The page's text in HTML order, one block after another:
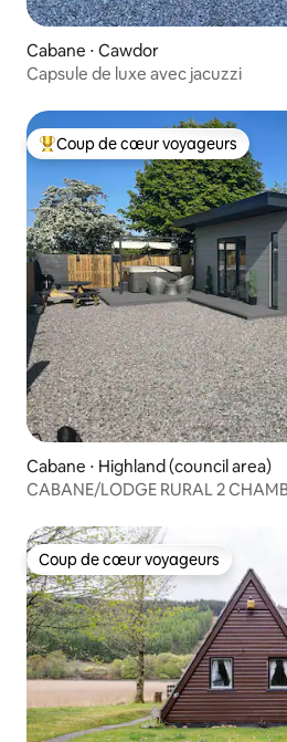
Cabane ⋅ Cawdor
Capsule de luxe avec jacuzzi
Coups de cœur voyageurs les plus
Coup de cœur voyageurs
Cabane ⋅ Highland (council area)
CABANE/LODGE RURAL 2
Coup de cœur voyageurs
Coup de cœur voyageurs